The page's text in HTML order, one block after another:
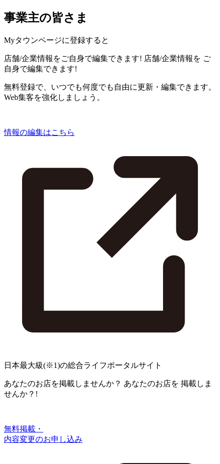
事業主の皆さま
Myタウンページに登録すると
店舗/企業情報をご自身で編集できます! 店舗/企業情報を ご
自身で編集できます!
無料登録で、いつでも何度でも自由に更新・編集できます。
Web集客を強化しましょう。
情報の編集はこちら
日本最大級(※1)の総合ライフポータルサイト
あなたのお店を掲載しませんか？ あなたのお店を 掲載しま
せんか？!
無料掲載・
内容変更のお申し込み